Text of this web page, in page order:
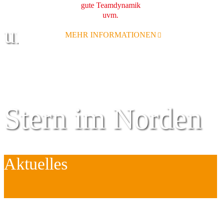
und Familie
Stern im Norden
Zentrum für
gute Teamdynamik
uvm.
MEHR INFORMATIONEN
Aktuelles